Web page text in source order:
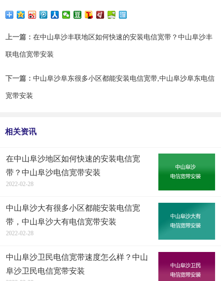
上一篇：在中山阜沙丰联地区如何快速的安装电信宽带？中山阜沙丰
联电信宽带安装
下一篇：中山阜沙阜东很多小区都能安装电信宽带,中山阜沙阜东电信
宽带安装
相关资讯
在中山阜沙地区如何快速的安装电信宽
带？中山阜沙电信宽带安装
2022-02-28
中山阜沙大有很多小区都能安装电信宽
带，中山阜沙大有电信宽带安装
2022-02-28
中山阜沙卫民电信宽带速度怎么样？中山
阜沙卫民电信宽带安装